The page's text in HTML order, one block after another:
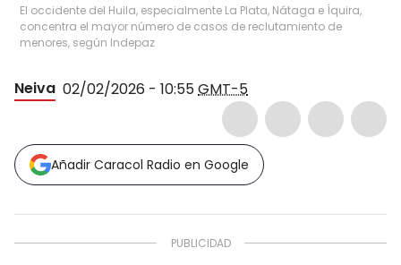
El occidente del Huila, especialmente La Plata, Nátaga e Íquira,
concentra el mayor número de casos de reclutamiento de
menores, según Indepaz
Neiva 02/02/2026 - 10:55GMT-5
Añadir Caracol Radio en Google